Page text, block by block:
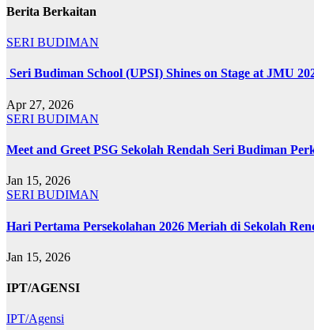
Berita Berkaitan
SERI BUDIMAN
Seri Budiman School (UPSI) Shines on Stage at JMU
Apr 27, 2026
SERI BUDIMAN
Meet and Greet PSG Sekolah Rendah Seri Budiman
Jan 15, 2026
SERI BUDIMAN
Hari Pertama Persekolahan 2026 Meriah di Sekolah
Jan 15, 2026
IPT/AGENSI
IPT/Agensi